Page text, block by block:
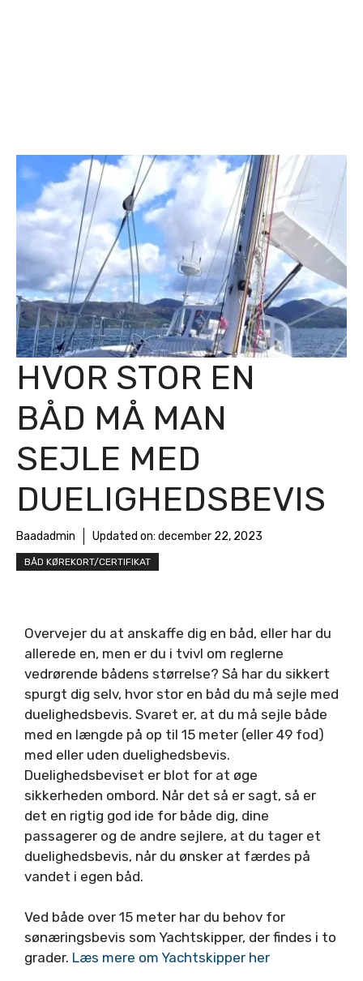
HVOR STOR EN
BÅD MÅ MAN
SEJLE MED
DUELIGHEDSBEVIS
Baadadmin Updated on: december 22, 2023
BÅD KØREKORT/CERTIFIKAT
Overvejer du at anskaffe dig en båd, eller har du
allerede en, men er du i tvivl om reglerne
vedrørende bådens størrelse? Så har du sikkert
spurgt dig selv, hvor stor en båd du må sejle med
duelighedsbevis. Svaret er, at du må sejle både
med en længde på op til 15 meter (eller 49 fod)
med eller uden duelighedsbevis.
Duelighedsbeviset er blot for at øge
sikkerheden ombord. Når det så er sagt, så er
det en rigtig god ide for både dig, dine
passagerer og de andre sejlere, at du tager et
duelighedsbevis, når du ønsker at færdes på
vandet i egen båd.
Ved både over 15 meter har du behov for
sønæringsbevis som Yachtskipper, der findes i to
grader. Læs mere om Yachtskipper her